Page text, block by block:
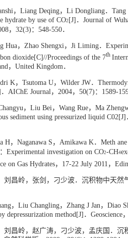
， Liang Deqing， Li Dongliang．
hydrate by use of CO2 [J] ． Journal of
， 32(3) ： 548-550．
Hua， Zhao Shengxi， Ji Liming．
dioxide[C]//Proceedings of the 7th
， United Kingdom．
K， Tsutoma U， Wilder JW．
． AIChE Journal， 2004， 50(7) ： 1589-
， Liu Bei， Wang Rue， Ma
sediment using pressurized liquid C02[J]
H， Naganawa S ， Amikawa K． Meth
： Experimental investigation on CO2-CH4
on Gas Hydrates， 17-22 July 2011 ，
刘昌岭，张剑，刁少波．沉积物中天然
， Liu Changling， Zhang J Jan ， Diao
depressurization method[J] ． Geoscience
刘昌岭，赵广涛，刁少波，孟庆国．